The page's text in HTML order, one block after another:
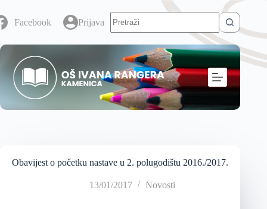
Facebook Prijava
Obavijest o početku nastave u 2. polugodištu 2016./2017.
13/01/2017 Novosti